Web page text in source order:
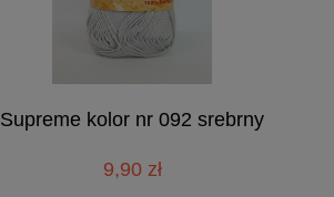
Supreme kolor nr 092 srebrny
9,90 zł